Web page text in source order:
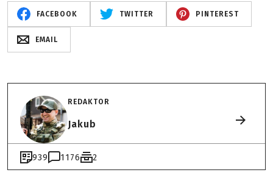
FACEBOOK TWITTER PINTEREST
EMAIL
REDAKTOR
Jakub
939 1176 2